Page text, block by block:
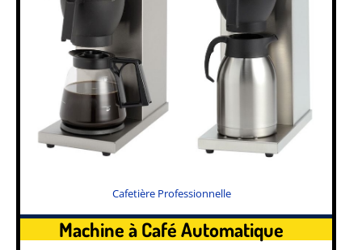
Cafetière Professionnelle
Machine à Café Automatique